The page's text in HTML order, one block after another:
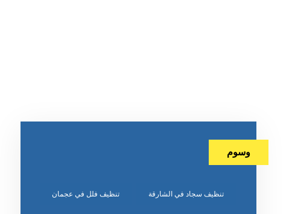
وسوم
تنظيف سجاد في الشارقة تنظيف فلل في عجمان